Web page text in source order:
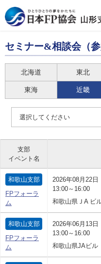
セミナー&相談会（参
北海道 東北
東海 近畿
選択してください
支部
イベント名
和歌山支部
FPフォーラ
ム
2026年08月22日
13:00～16:00
和歌山県ＪA ビ
和歌山支部
FPフォーラ
ム
2026年06月13日
13:00～16:00
和歌山県JAビ